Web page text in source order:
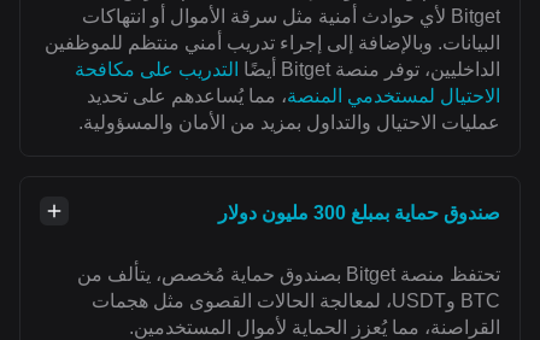
Bitget لأي حوادث أمنية مثل سرقة الأموال أو انتهاكات
البيانات. وبالإضافة إلى إجراء تدريب أمني منتظم للموظفين
الداخليين، توفر منصة Bitget أيضًا
التدريب على مكافحة
الاحتيال لمستخدمي المنصة، مما يُساعدهم على تحديد
عمليات الاحتيال والتداول بمزيد من الأمان والمسؤولية.
صندوق حماية بمبلغ 300 مليون دولار
تحتفظ منصة Bitget بصندوق حماية مُخصص، يتألف من
BTC وUSDT، لمعالجة الحالات القصوى مثل هجمات
القراصنة، مما يُعزز الحماية لأموال المستخدمين.